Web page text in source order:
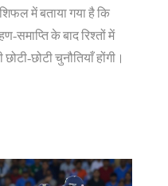
में बताया गया है कि
के बाद रिश्तों में
चुनौतियाँ होंगी।